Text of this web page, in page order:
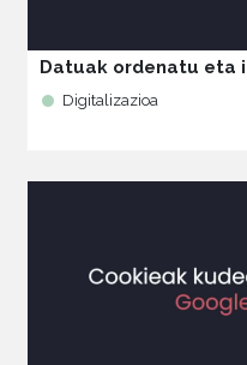
Datuak ordenatu eta
Digitalizazioa